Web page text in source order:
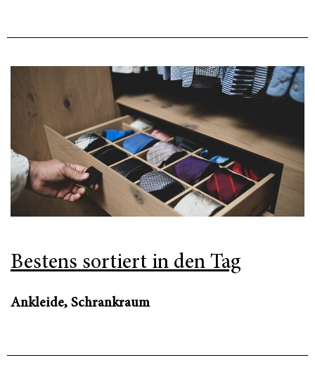
Bestens sortiert in den Tag
Ankleide, Schrankraum